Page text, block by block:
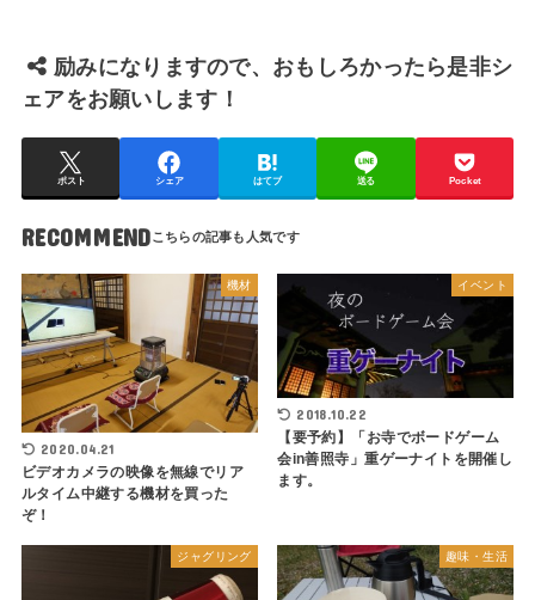
励みになりますので、おもしろかったら是非シ
ェアをお願いします！
ポスト シェア はてブ 送る Pocket
RECOMMEND
機材
2020.04.21
ビデオカメラの映像を無線でリア
ルタイム中継する機材を買った
ぞ！
イベント
2018.10.22
【要予約】「お寺でボードゲーム
会in善照寺」重ゲーナイトを開催し
ます。
ジャグリング 趣味・生活